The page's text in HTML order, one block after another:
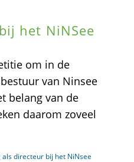
het NiNSee
om in de
van Ninsee
belang van de
daarom zoveel
directeur bij het NiNsee